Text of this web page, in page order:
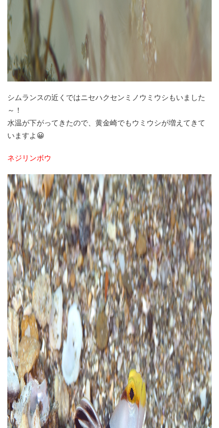
シムランスの近くではニセハクセンミノウミウシもいました
～！
水温が下がってきたので、黄金崎でもウミウシが増えてきて
いますよ😀
ネジリンボウ